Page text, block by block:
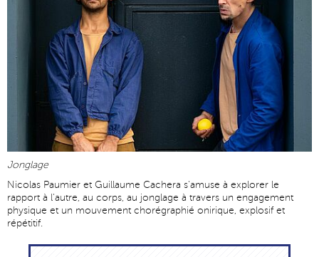
Jonglage
Nicolas Paumier et Guillaume Cachera s'amuse à explorer le
rapport à l'autre, au corps, au jonglage à travers un engagement
physique et un mouvement chorégraphié onirique, explosif et
répétitif.